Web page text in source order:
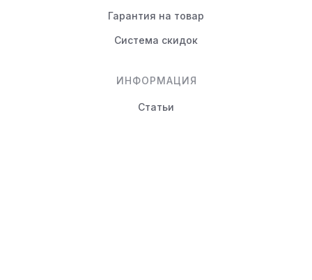
Гарантия на товар
Система скидок
ИНФОРМАЦИЯ
Статьи